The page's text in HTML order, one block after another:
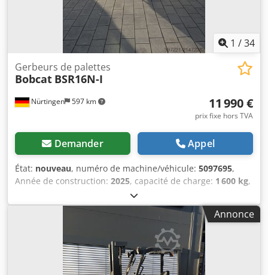
1 /34
Nürtingen 597 km
Gerbeurs de palettes
Bobcat BSR16N-I
11 990 €
prix fixe hors TVA
Demander Appel
État: nouveau, numéro de machine/véhicule: 5097695,
Année de construction: 2025, capacité de charge: 1 600 kg,
4 620 mm, levée libre:
centre de gravité de la charge:600 mm, type de carburant:
, hauteur de construction:
25,6 V, longueur des
1 150 mm, poids total: 1 412 kg, 5097695
Crsdpjytld Tsfx Ai Aef Numéro de série : OBWNQ-00000
Caractéristiques de la batterie : 25,6 V, 150 Ah
Annonce